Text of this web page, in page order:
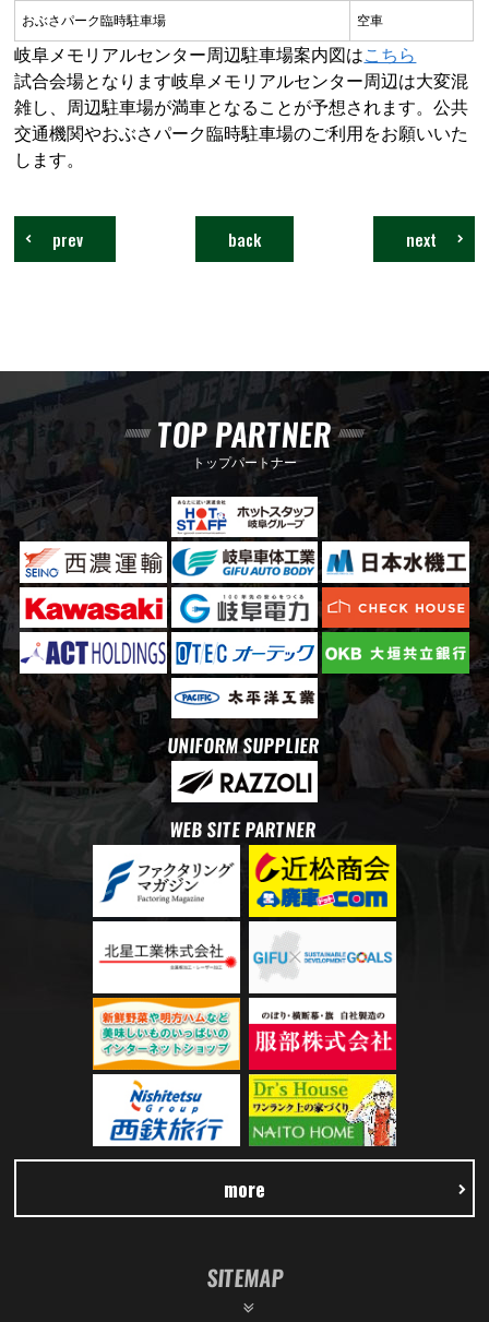
おぶさパーク臨時駐車場 空車
岐阜メモリアルセンター周辺駐車場案内図はこちら
試合会場となります岐阜メモリアルセンター周辺は大変混
雑し、周辺駐車場が満車となることが予想されます。公共
交通機関やおぶさパーク臨時駐車場のご利用をお願いいた
します。
next
back
prev
TOP PARTNER
トップパートナー
UNIFORM SUPPLIER
WEB SITE PARTNER
more
SITEMAP